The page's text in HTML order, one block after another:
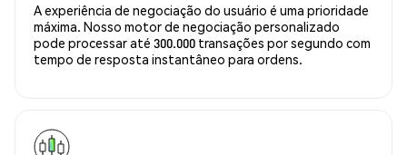
A experiência de negociação do usuário é uma prioridade
máxima. Nosso motor de negociação personalizado
pode processar até 300.000 transações por segundo com
tempo de resposta instantâneo para ordens.